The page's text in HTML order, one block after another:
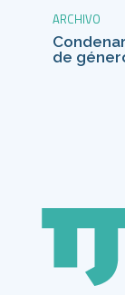
ARCHIVO
de